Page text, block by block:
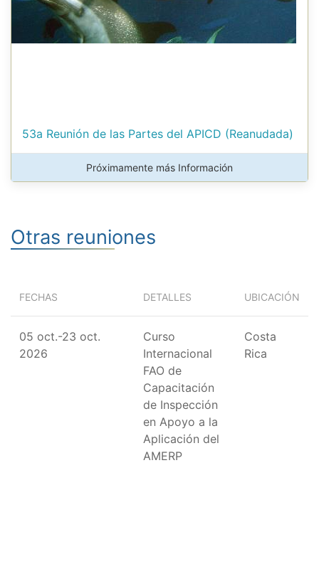
53a Reunión de las Partes del APICD (Reanudada)
Próximamente más Información
Otras reuniones
FECHAS DETALLES UBICACIÓN
05 oct.-23 oct.
2026
Curso
Internacional
FAO de
Capacitación
de Inspección
en Apoyo a la
Aplicación del
AMERP
Costa
Rica